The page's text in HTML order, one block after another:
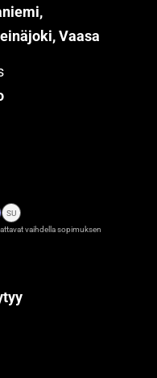
Vaasa
SU
vaihdella sopimuksen